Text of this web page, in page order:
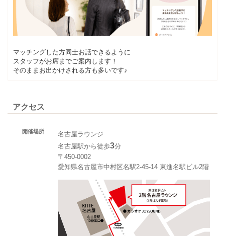
マッチングした方同士お話できるように
スタッフがお席までご案内します！
そのままお出かけされる方も多いです♪
アクセス
開催場所
名古屋ラウンジ
名古屋駅から徒歩3分
〒450-0002
愛知県名古屋市中村区名駅2-45-14 東進名駅ビル2階